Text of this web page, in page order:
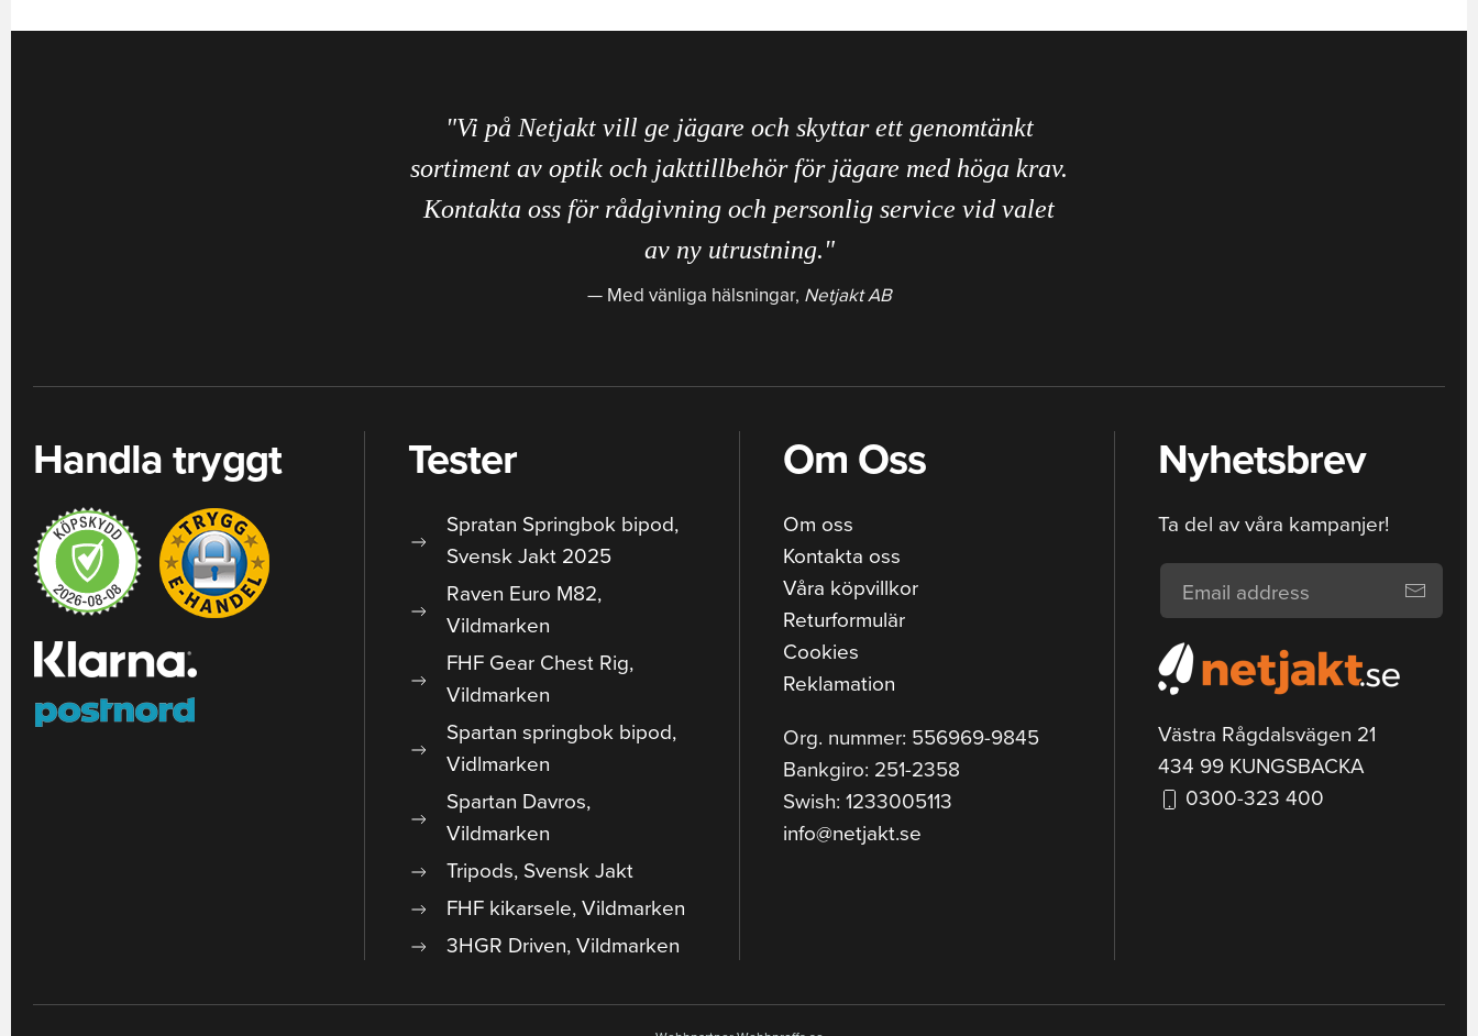
"Vi på Netjakt vill ge jägare och skyttar ett genomtänkt
sortiment av optik och jakttillbehör för jägare med höga krav.
Kontakta oss för rådgivning och personlig service vid valet
av ny utrustning."
Med vänliga hälsningar, Netjakt AB
Handla tryggt Tester
Spratan Springbok bipod,
Svensk Jakt 2025
Raven Euro M82,
Vildmarken
FHF Gear Chest Rig,
Vildmarken
Spartan springbok bipod,
Vidlmarken
Spartan Davros,
Vildmarken
Tripods, Svensk Jakt
FHF kikarsele, Vildmarken
3HGR Driven, Vildmarken
Om Oss
Om oss
Kontakta oss
Våra köpvillkor
Returformulär
Cookies
Reklamation
Org. nummer: 556969-9845
Bankgiro: 251-2358
Swish: 1233005113
info@netjakt.se
Nyhetsbrev
Ta del av våra kampanjer!
Västra Rågdalsvägen 21
434 99 KUNGSBACKA
0300-323 400